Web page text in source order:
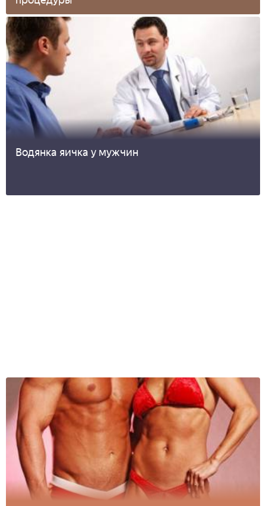
Водянка яичка у мужчин